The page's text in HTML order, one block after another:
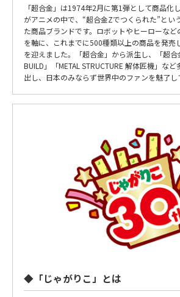
「超合金」は1974年2月に第1弾として商品化
がアニメの中で、“超合金Zでつくられた”とい
た商品ブランドです。ロボットやヒーローなど
を軸に、これまでに500種類以上の商品を発売
を迎えました。「超合金」から派生し、「超合
BUILD」「METAL STRUCTURE 解体匠機」な
出し、日本のみならず世界中のファンを魅了し
◆「じゃがりこ」とは